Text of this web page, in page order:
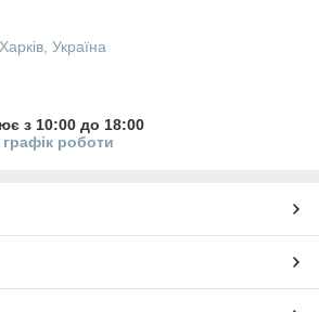
Україна
з 10:00 до 18:00
роботи